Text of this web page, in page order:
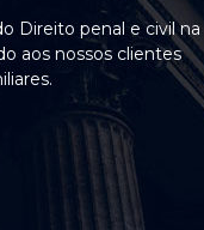
Direito penal e civil na
aos nossos clientes